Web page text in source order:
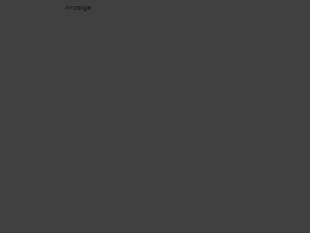
Anzeige